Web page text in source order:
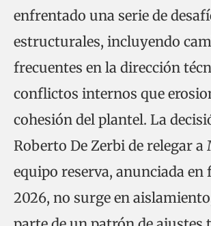
enfrentado una serie de
estructurales, incluyendo
frecuentes en la dirección
conflictos internos que
cohesión del plantel. La
Roberto De Zerbi de relegar
equipo reserva, anunciada en
2026, no surge en